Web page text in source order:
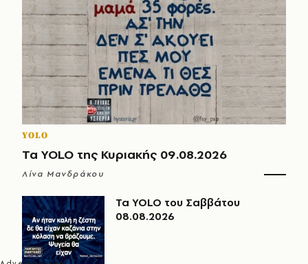
YOLO
Τα YOLO της Κυριακής 09.08.2026
Λίνα Μανδράκου
Τα YOLO του Σαββάτου
08.08.2026